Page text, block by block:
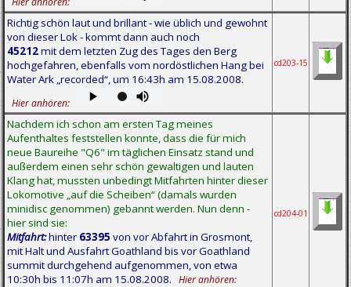
Richtig schön laut und brillant - wie üblich und gewohnt
von dieser Lok - kommt dann auch noch
45212mit dem letzten Zug des Tages den Berg
hochgefahren, ebenfalls vom nordöstlichen Hang bei
Water Ark „recorded“, um 16:43h am 15.08.2008.
Hier anhören:
cd203-15
Nachdem ich schon am ersten Tag meines
Aufenthaltes feststellen konnte, dass die für mich
neue Baureihe "Q6" im täglichen Einsatz stand und
außerdem einen sehr schön gewaltigen und lauten
Klang hat, mussten unbedingt Mitfahrten hinter dieser
Lokomotive „auf die Scheiben“ (damals wurden
minidisc genommen) gebannt werden. Nun denn -
hier sind sie:
Mitfahrt:hinter 63395 von vor Abfahrt in Grosmont,
mit Halt und Ausfahrt Goathland bis vor Goathland
summit durchgehend aufgenommen, von etwa
10:30h bis 11:07h am 15.08.2008.
Hier anhören:
cd204-01